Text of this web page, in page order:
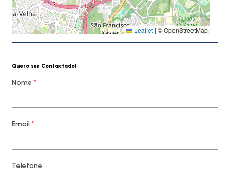
Leaflet | © OpenStreetMap
Quero ser Contactado!
Nome *
Email*
Telefone